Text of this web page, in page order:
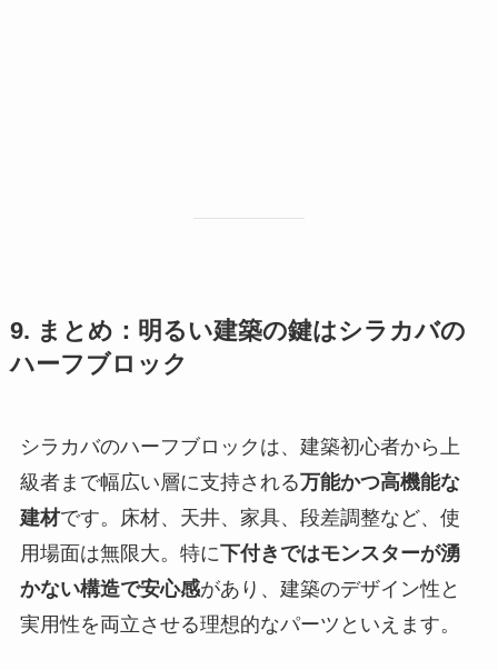
9. まとめ：明るい建築の鍵はシラカバの
ハーフブロック
シラカバのハーフブロックは、建築初心者から上
級者まで幅広い層に支持される万能かつ高機能な
建材です。床材、天井、家具、段差調整など、使
用場面は無限大。特に下付きではモンスターが湧
かない構造で安心感があり、建築のデザイン性と
実用性を両立させる理想的なパーツといえます。